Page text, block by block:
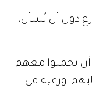
دون أن يُسأل،
أن يحملوا معهم
ورغبة في